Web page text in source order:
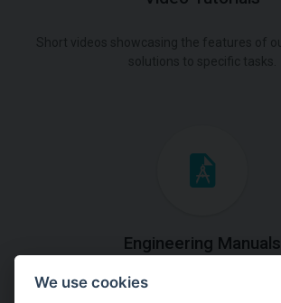
Engineering Manuals
Step by steps guides on how
We use cookies